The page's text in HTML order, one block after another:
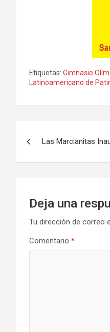
Etiquetas: Gimnasio
Latinoamericano de
Las Marcianitas
Deja una
Tu dirección de correo
Comentario *